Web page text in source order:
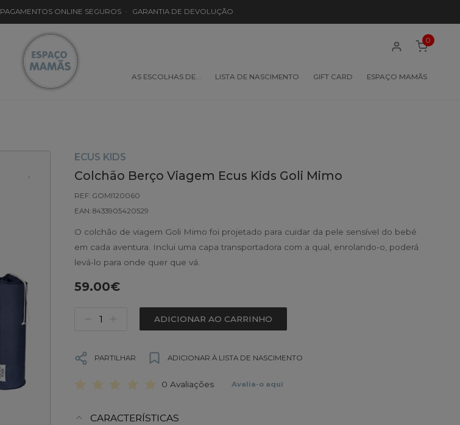
PAGAMENTOS ONLINE SEGUROS · GARANTIA DE DEVOLUÇÃO
AS ESCOLHAS DE… LISTA DE NASCIMENTO GIFT CARD ESPAÇO MAMÃS
0
ECUS KIDS
Colchão Berço Viagem Ecus Kids Goli Mimo
REF: GOMI120060
EAN: 8433905420529
O colchão de viagem Goli Mimo foi projetado para cuidar da pele sensível do bebé
em cada aventura. Inclui uma capa transportadora com a qual, enrolando-o, poderá
levá-lo para onde quer que vá.
59.00€
ADICIONAR AO CARRINHO
PARTILHAR ADICIONAR À LISTA DE NASCIMENTO
0 Avaliações Avalia-o aqui
CARACTERÍSTICAS